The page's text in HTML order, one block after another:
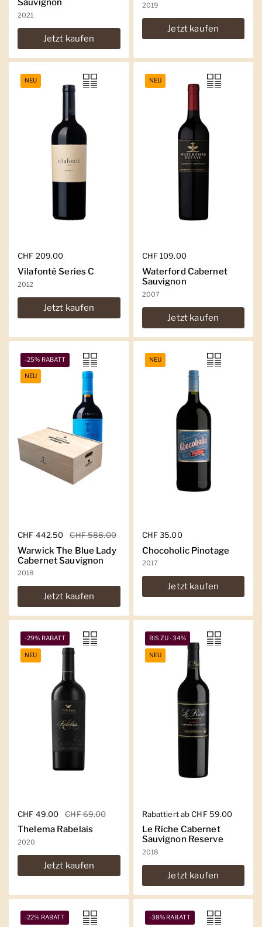
Sauvignon
2021
Jetzt kaufen
2019
Jetzt kaufen
Regulärer Preis
CHF 209.00
Vilafonté Series C
2012
Jetzt kaufen
NEU
Regulärer Preis
CHF 109.00
Waterford Cabernet
Sauvignon
2007
Jetzt kaufen
NEU
Regulärer Preis
CHF 442.50 Sale-Preis
CHF 588.00
Warwick The Blue Lady
Cabernet Sauvignon
2018
Jetzt kaufen
-25% RABATT
NEU
Regulärer Preis
CHF 35.00
Chocoholic Pinotage
2017
Jetzt kaufen
NEU
Regulärer Preis
CHF 49.00 Sale-Preis
CHF 69.00
Thelema Rabelais
2020
Jetzt kaufen
-29% RABATT
NEU
Regulärer Preis
Rabattiert ab CHF 59.00
Le Riche Cabernet
Sauvignon Reserve
2018
Jetzt kaufen
BIS ZU -34%
NEU
-22% RABATT -38% RABATT